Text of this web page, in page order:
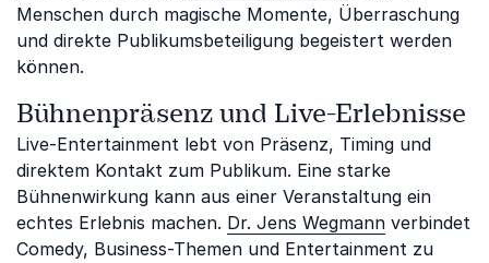
Menschen durch magische Momente, Überraschung
und direkte Publikumsbeteiligung begeistert werden
können.
Bühnenpräsenz und Live-Erlebnisse
Live-Entertainment lebt von Präsenz, Timing und
direktem Kontakt zum Publikum. Eine starke
Bühnenwirkung kann aus einer Veranstaltung ein
echtes Erlebnis machen. Dr. Jens Wegmann verbindet
Comedy, Business-Themen und Entertainment zu